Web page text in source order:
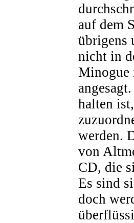
auf dem
übrigens
nicht in
Minogue
halten
werden.
von
CD, die
Es sind
doch